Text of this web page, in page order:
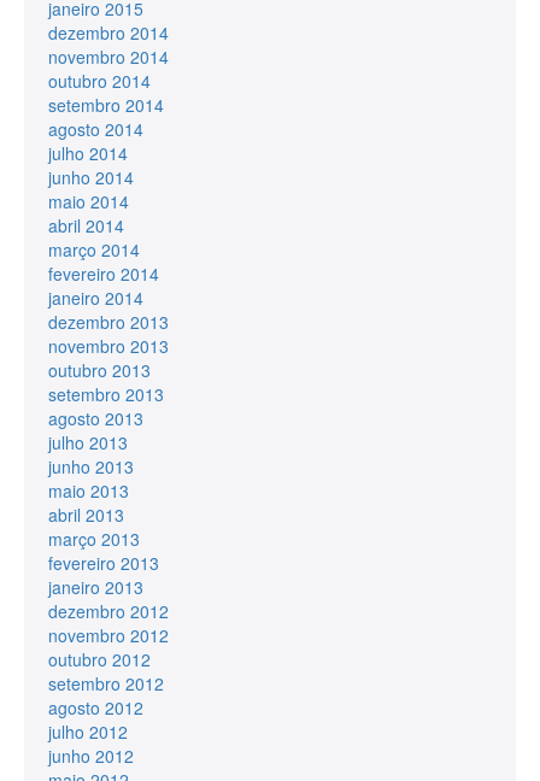
janeiro 2015
dezembro 2014
novembro 2014
outubro 2014
setembro 2014
agosto 2014
julho 2014
junho 2014
maio 2014
abril 2014
março 2014
fevereiro 2014
janeiro 2014
dezembro 2013
novembro 2013
outubro 2013
setembro 2013
agosto 2013
julho 2013
junho 2013
maio 2013
abril 2013
março 2013
fevereiro 2013
janeiro 2013
dezembro 2012
novembro 2012
outubro 2012
setembro 2012
agosto 2012
julho 2012
junho 2012